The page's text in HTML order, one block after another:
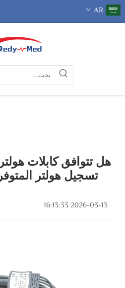
AR
هل تتوافق كابلات
تسجيل هولتر
2026-03-13 16:13:33